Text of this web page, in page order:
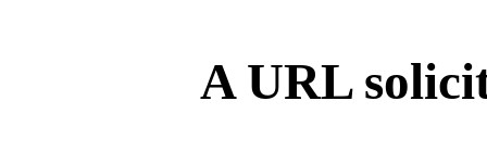
A URL